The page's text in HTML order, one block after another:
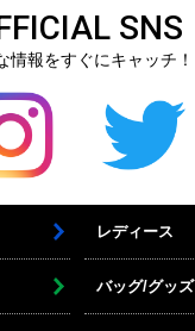
SNS
情報をすぐにキャッチ！
レディース
バッグ/グッズ